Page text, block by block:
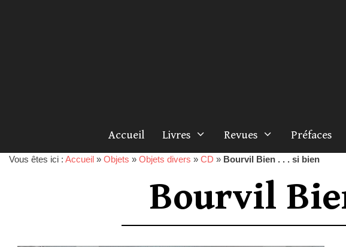
Accueil Livres Revues Préfaces
Vous êtes ici : Accueil » Objets » Objets divers » CD » Bourvil Bien . . . si bien
Bourvil